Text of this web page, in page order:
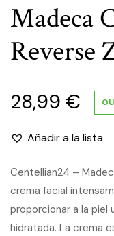
Madeca
Reverse
28,99 €
Añadir a la lista
Centellian24 –
crema facial
proporcionar a la piel
hidratada. La crema